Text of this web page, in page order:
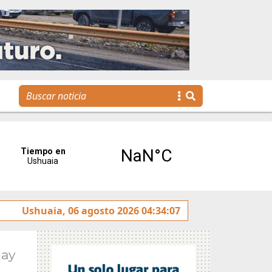
Tierra del Fuego presentó la Plataforma
Ushuaia, 06 agosto 2026 04:34:07